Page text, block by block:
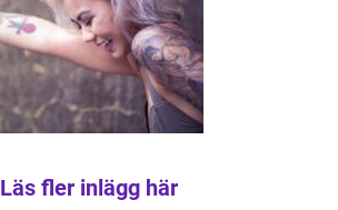
Läs fler inlägg här